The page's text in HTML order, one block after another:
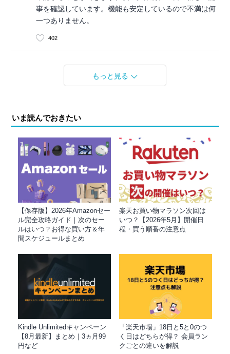
事を確認しています。機能も安定しているので不満は何
一つありません。
402
もっと見る
いま読んでおきたい
【保存版】2026年Amazonセー
ル完全攻略ガイド｜次のセー
ルはいつ？お得な買い方＆年
間スケジュールまとめ
楽天お買い物マラソン次回は
いつ？【2026年5月】開催日
程・買う順番の注意点
Kindle Unlimitedキャンペーン
【8月最新】まとめ｜3ヵ月99
円など
「楽天市場」18日と5と0のつ
く日はどちらが得？ 会員ラン
クごとの違いを解説